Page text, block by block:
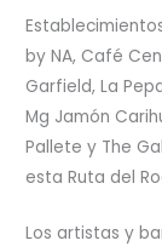
by NA, Café
Garfield, La
Mg Jamón
Pallete y The
esta Ruta del
Los artistas y